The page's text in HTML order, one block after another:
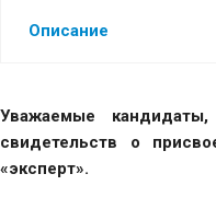
Описание
Уважаемые
свидетельств о
«эксперт».